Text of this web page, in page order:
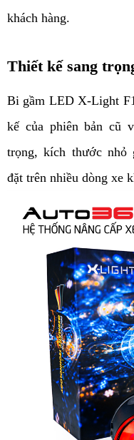
khách hàng.
Thiết kế sang
Bi gầm LED X-Light
kế của phiên bản cũ
trọng, kích thước nhỏ
đặt trên nhiều dòng xe